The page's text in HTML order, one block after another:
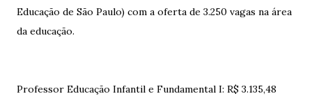
Educação de São Paulo) com a oferta de 3.250 vagas na área
da educação.
Professor Educação Infantil e Fundamental I: R$ 3.135,48